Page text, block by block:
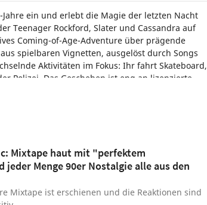
ein und erlebt die Magie der letzten Nacht
Teenager Rockford, Slater und Cassandra auf
Coming-of-Age-Adventure über prägende
spielbaren Vignetten, ausgelöst durch Songs
Aktivitäten im Fokus: Ihr fahrt Skateboard,
Polizei. Das Geschehen ist eng an lizenzierte
Collage wirkt.
Mixtape haut mit "perfektem
jeder Menge 90er Nostalgie alle aus den
Mixtape ist erschienen und die Reaktionen sind